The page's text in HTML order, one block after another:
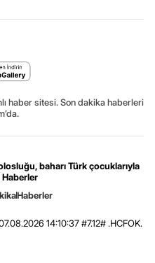
haber sitesi. Son dakika haberleri
baharı Türk çocuklarıyla
Haberler
Haberler
14:10:37 #7.12# .HCFOK.